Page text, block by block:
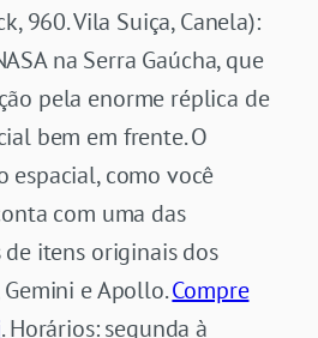
960. Vila Suiça, Canela):
na Serra Gaúcha, que
pela enorme réplica de
bem em frente. O
espacial, como você
com uma das
itens originais dos
e Apollo.Compre
. Horários: segunda à